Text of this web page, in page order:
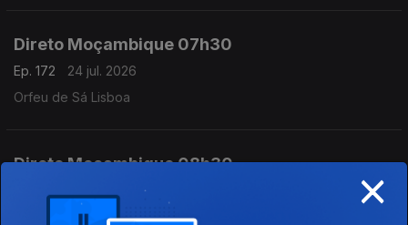
Direto Moçambique 07h30
Ep. 172
24 jul. 2026
Orfeu de Sá Lisboa
Direto Moçambique 08h30
Orfeu de Sá Lisboa
×